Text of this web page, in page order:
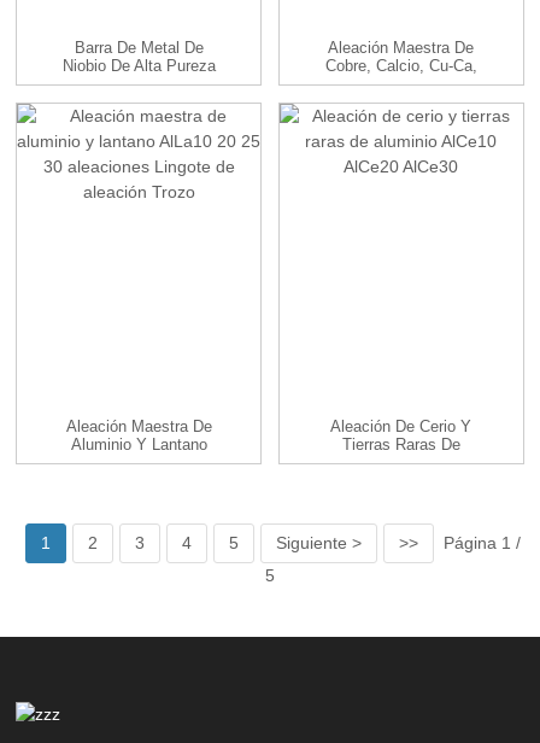
Barra De Metal De
Niobio De Alta Pureza
Del 99%-99,9% Con F...
Aleación Maestra De
Cobre, Calcio, Cu-Ca,
CuCa20, CuCa30...
Aleación Maestra De
Aluminio Y Lantano
AlLa10 20 25 30...
Aleación De Cerio Y
Tierras Raras De
Aluminio AlCe10
1 2 3 4 5 Siguiente > >>
Página 1 /
5